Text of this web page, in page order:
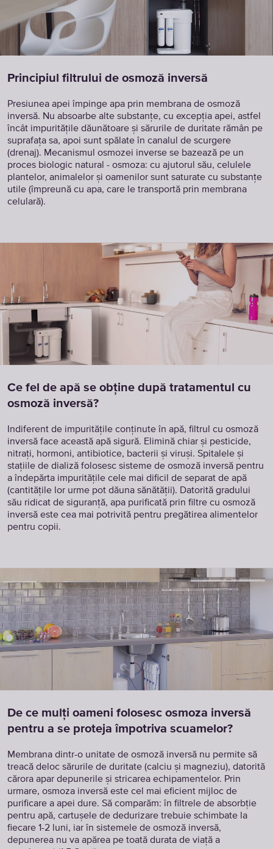
Principiul filtrului de osmoză inversă
Presiunea apei împinge apa prin membrana de osmoză
inversă. Nu absoarbe alte substanțe, cu excepția apei, astfel
încât impuritățile dăunătoare și sărurile de duritate rămân pe
suprafața sa, apoi sunt spălate în canalul de scurgere
(drenaj). Mecanismul osmozei inverse se bazează pe un
proces biologic natural - osmoza: cu ajutorul său, celulele
plantelor, animalelor și oamenilor sunt saturate cu substanțe
utile (împreună cu apa, care le transportă prin membrana
celulară).
Ce fel de apă se obține după tratamentul cu
osmoză inversă?
Indiferent de impuritățile conținute în apă, filtrul cu osmoză
inversă face această apă sigură. Elimină chiar și pesticide,
nitrați, hormoni, antibiotice, bacterii și viruși. Spitalele și
stațiile de dializă folosesc sisteme de osmoză inversă pentru
a îndepărta impuritățile cele mai dificil de separat de apă
(cantitățile lor urme pot dăuna sănătății). Datorită gradului
său ridicat de siguranță, apa purificată prin filtre cu osmoză
inversă este cea mai potrivită pentru pregătirea alimentelor
pentru copii.
De ce mulți oameni folosesc osmoza inversă
pentru a se proteja împotriva scuamelor?
Membrana dintr-o unitate de osmoză inversă nu permite să
treacă deloc sărurile de duritate (calciu și magneziu), datorită
cărora apar depunerile și stricarea echipamentelor. Prin
urmare, osmoza inversă este cel mai eficient mijloc de
purificare a apei dure. Să comparăm: în filtrele de absorbție
pentru apă, cartușele de dedurizare trebuie schimbate la
fiecare 1-2 luni, iar în sistemele de osmoză inversă,
depunerea nu va apărea pe toată durata de viață a